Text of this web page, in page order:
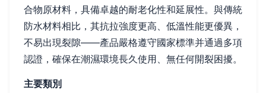
合物原材料，具備卓越的耐老化性和延展性。與傳統
防水材料相比，其抗拉強度更高、低溫性能更優異，
不易出現裂隙——產品嚴格遵守國家標準并通過多項
認證，確保在潮濕環境長久使用、無任何開裂困擾。
主要類別